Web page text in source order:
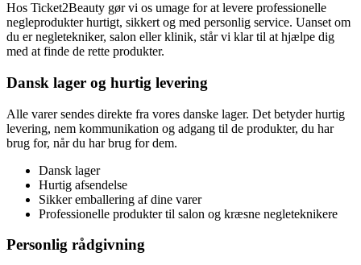
Hos Ticket2Beauty gør vi os umage for at levere professionelle
negleprodukter hurtigt, sikkert og med personlig service. Uanset om
du er negletekniker, salon eller klinik, står vi klar til at hjælpe dig
med at finde de rette produkter.
Dansk lager og hurtig levering
Alle varer sendes direkte fra vores danske lager. Det betyder hurtig
levering, nem kommunikation og adgang til de produkter, du har
brug for, når du har brug for dem.
Dansk lager
Hurtig afsendelse
Sikker emballering af dine varer
Professionelle produkter til salon og kræsne negleteknikere
Personlig rådgivning